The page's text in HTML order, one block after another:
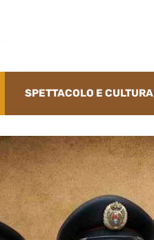
SPETTACOLO E CULTURA